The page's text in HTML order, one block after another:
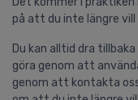
på att du inte längre
Du kan alltid dra
göra genom att
genom att kontakta